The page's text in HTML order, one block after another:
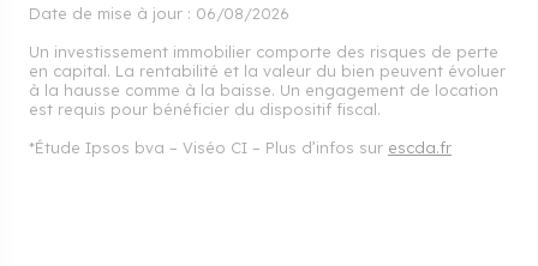
Date de mise à jour : 06/08/2026
Un investissement immobilier comporte des risques de perte
en capital. La rentabilité et la valeur du bien peuvent évoluer
à la hausse comme à la baisse. Un engagement de location
est requis pour bénéficier du dispositif fiscal.
*Étude Ipsos bva – Viséo CI – Plus d’infos sur escda.fr